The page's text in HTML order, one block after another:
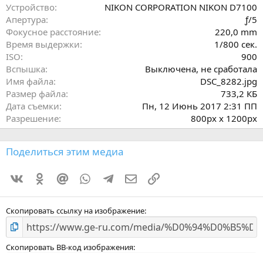
Устройство
NIKON CORPORATION NIKON D7100
Апертура
ƒ/5
Фокусное расстояние
220,0 mm
Время выдержки
1/800 сек.
ISO
900
Вспышка
Выключена, не сработала
Имя файла
DSC_8282.jpg
Размер файла
733,2 КБ
Дата съемки
Пн, 12 Июнь 2017 2:31 ПП
Разрешение
800px x 1200px
Поделиться этим медиа
VkontakteOdnoklassniki
Mail.ruWhatsAppTelegramЭлектронная почта
Ссылка
Скопировать ссылку на изображение
Скопировать BB-код изображения